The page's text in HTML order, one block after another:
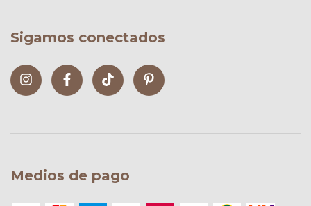
Sigamos conectados
Medios de pago